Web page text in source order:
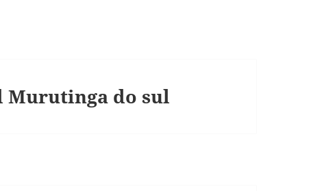
Murutinga do sul